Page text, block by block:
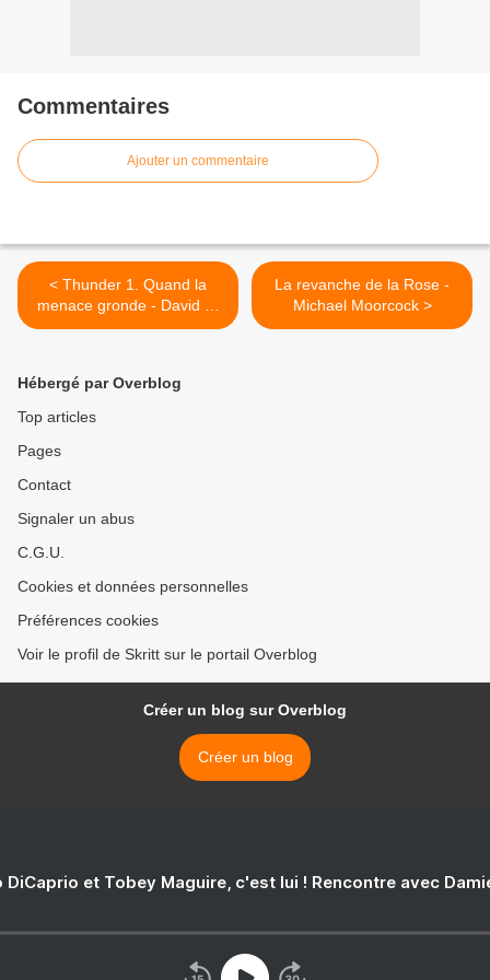
Commentaires
Ajouter un commentaire
< Thunder 1. Quand la
menace gronde - David S.
Khara
La revanche de la Rose -
Michael Moorcock >
Hébergé par Overblog
Top articles
Pages
Contact
Signaler un abus
C.G.U.
Cookies et données personnelles
Préférences cookies
Voir le profil de Skritt sur le portail Overblog
Créer un blog sur Overblog
Créer un blog
DiCaprio et Tobey Maguire, c'est lui ! Rencontre avec